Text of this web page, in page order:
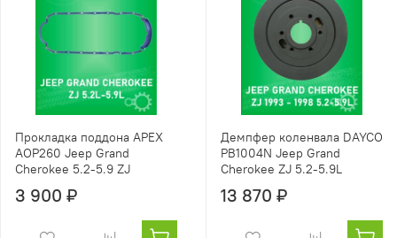
Прокладка поддона APEX
AOP260 Jeep Grand
Cherokee 5.2-5.9 ZJ
3 900 ₽
Демпфер коленвала DAYCO
PB1004N Jeep Grand
Cherokee ZJ 5.2-5.9L
13 870 ₽